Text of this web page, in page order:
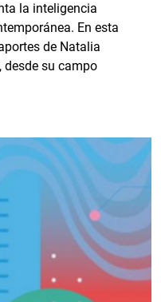
la inteligencia
En esta
de Natalia
su campo